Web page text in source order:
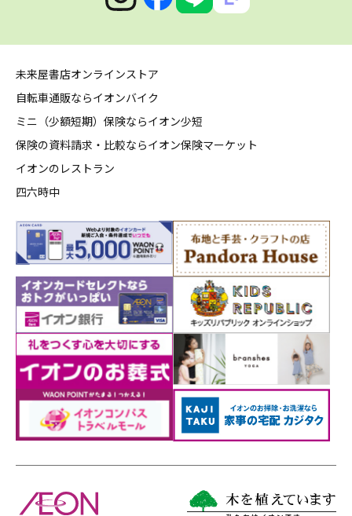
未来屋書店オンラインストア
自転車通販ならイオンバイク
ミニ（少額短期）保険ならイオン少短
保険の資料請求・比較ならイオン保険マーケット
イオンのレストラン
四六時中